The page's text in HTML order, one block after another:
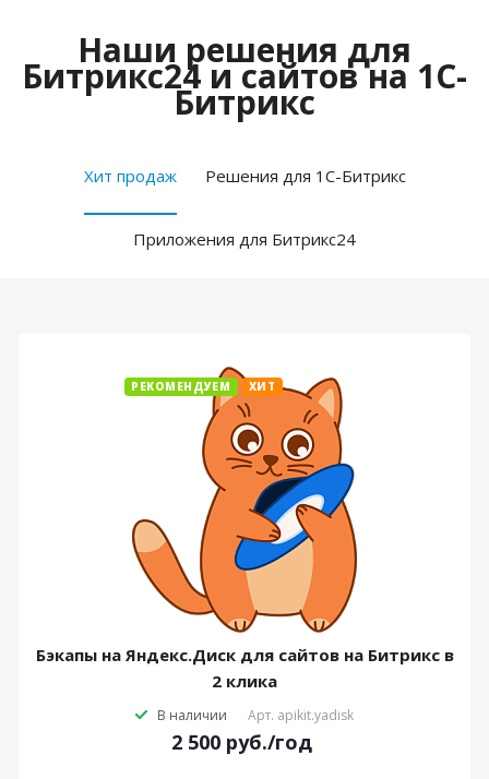
Наши решения для
Битрикс24 и сайтов на 1С-
Битрикс
Хит продаж Решения для 1С-Битрикс
Приложения для Битрикс24
РЕКОМЕНДУЕМ ХИТ
Бэкапы на Яндекс.Диск для сайтов на Битрикс в
2 клика
В наличии Арт. apikit.yadisk
2 500 руб./год